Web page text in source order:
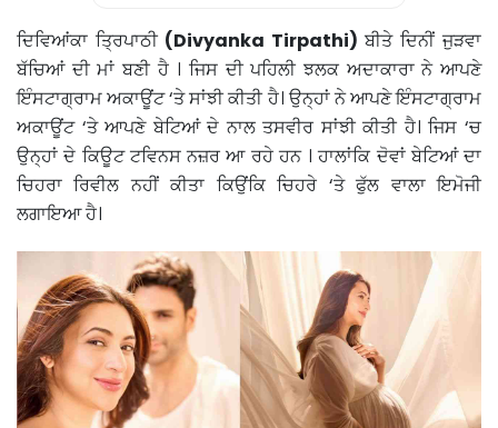
ਦਿਵਿਆਂਕਾ ਤ੍ਰਿਪਾਠੀ(Divyanka Tirpathi)ਬੀਤੇ ਦਿਨੀਂ ਜੁੜਵਾ
ਬੱਚਿਆਂ ਦੀ ਮਾਂ ਬਣੀ ਹੈ । ਜਿਸ ਦੀ ਪਹਿਲੀ ਝਲਕ ਅਦਾਕਾਰਾ ਨੇ ਆਪਣੇ
ਇੰਸਟਾਗ੍ਰਾਮ ਅਕਾਊਂਟ ‘ਤੇ ਸਾਂਝੀ ਕੀਤੀ ਹੈ। ਉਨ੍ਹਾਂ ਨੇ ਆਪਣੇ ਇੰਸਟਾਗ੍ਰਾਮ
ਅਕਾਊਂਟ ‘ਤੇ ਆਪਣੇ ਬੇਟਿਆਂ ਦੇ ਨਾਲ ਤਸਵੀਰ ਸਾਂਝੀ ਕੀਤੀ ਹੈ। ਜਿਸ ‘ਚ
ਉਨ੍ਹਾਂ ਦੇ ਕਿਊਟ ਟਵਿਨਸ ਨਜ਼ਰ ਆ ਰਹੇ ਹਨ । ਹਾਲਾਂਕਿ ਦੋਵਾਂ ਬੇਟਿਆਂ ਦਾ
ਚਿਹਰਾ ਰਿਵੀਲ ਨਹੀਂ ਕੀਤਾ ਕਿਉਂਕਿ ਚਿਹਰੇ ‘ਤੇ ਫੁੱਲ ਵਾਲਾ ਇਮੋਜੀ
ਲਗਾਇਆ ਹੈ।